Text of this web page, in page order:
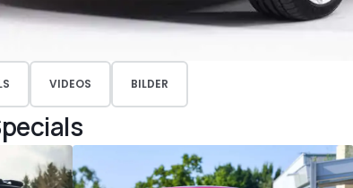
VIDEOS BILDER